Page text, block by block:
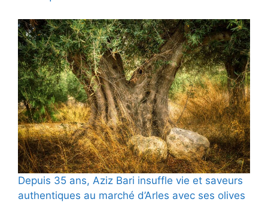
Depuis 35 ans, Aziz Bari insuffle vie et saveurs
authentiques au marché d’Arles avec ses olives